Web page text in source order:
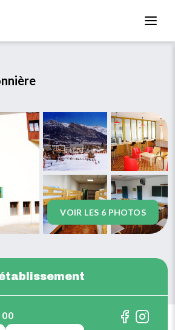
VOIR LES 6 PHOTOS
00